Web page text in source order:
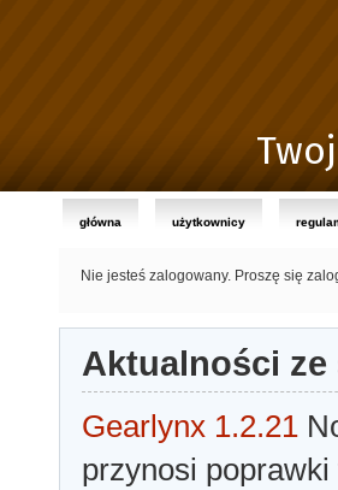
główna użytkownicy
Nie jesteś zalogowany. Proszę się
Aktualności ze
Gearlynx 1.2.21
przynosi